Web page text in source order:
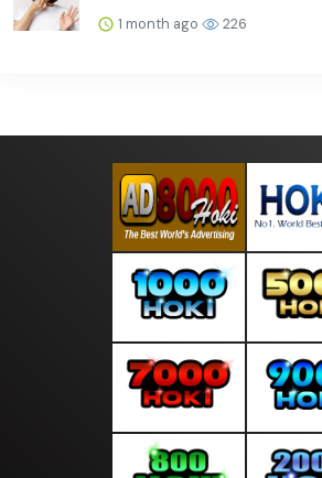
1 month ago 226